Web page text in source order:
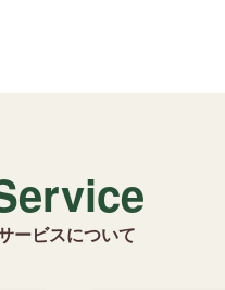
ービスについて